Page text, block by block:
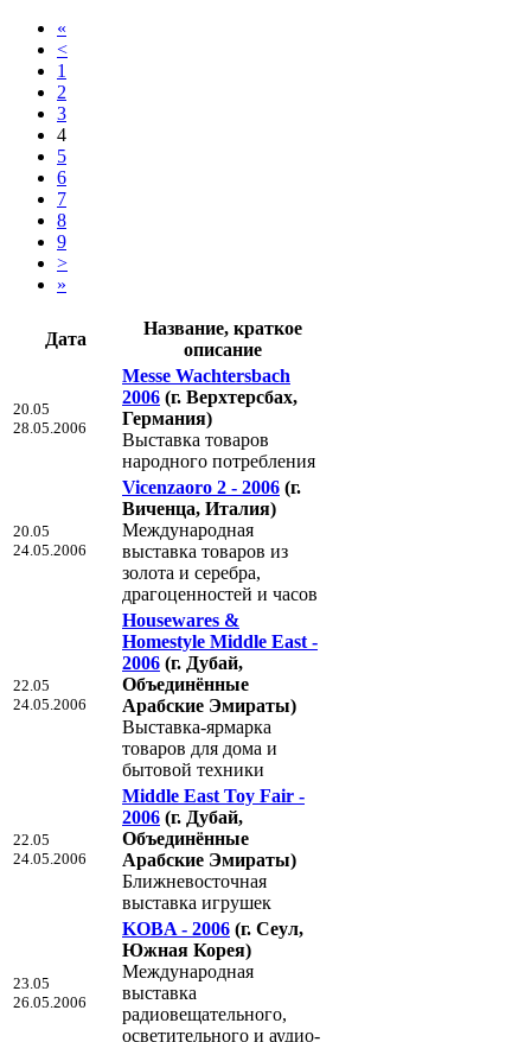
«
<
1
2
3
4
5
6
7
8
9
>
»
Дата
Название, краткое
описание
20.05
28.05.2006
Messe Wachtersbach
2006 (г. Верхтерcбах,
Германия)
Выставка товаров
народного потребления
20.05
24.05.2006
Vicenzaoro 2 - 2006 (г.
Виченца, Италия)
Международная
выставка товаров из
золота и серебра,
драгоценностей и часов
22.05
24.05.2006
Housewares &
Homestyle Middle East -
2006 (г. Дубай,
Объединённые
Арабские Эмираты)
Выставка-ярмарка
товаров для дома и
бытовой техники
22.05
24.05.2006
Middle East Toy Fair -
2006 (г. Дубай,
Объединённые
Арабские Эмираты)
Ближневосточная
выставка игрушек
23.05
26.05.2006
KOBA - 2006 (г. Сеул,
Южная Корея)
Международная
выставка
радиовещательного,
осветительного и аудио-